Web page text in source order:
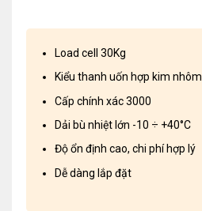
Load cell 30Kg
Kiểu thanh uốn hợp kim nhôm
Cấp chính xác 3000
Dải bù nhiệt lớn -10 ÷ +40°C
Độ ổn định cao, chi phí hợp lý
Dễ dàng lắp đặt